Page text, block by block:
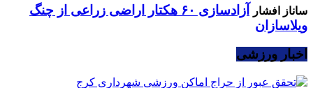
ساناز افشار
آزادسازی ۶۰ هکتار اراضی زراعی از چنگ
ویلاسازان
اخبار ورزشی